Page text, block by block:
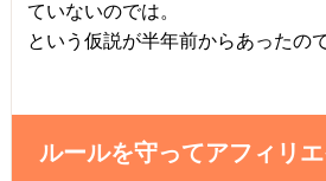
ていないのでは。
という仮説が半年前からあったの
ルールを守ってアフィリ